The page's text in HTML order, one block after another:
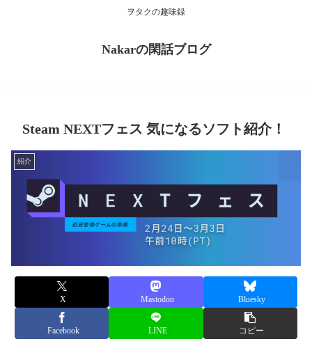
ヲタクの趣味録
Nakarの閑話ブログ
Steam NEXTフェス 気になるソフト紹介！
紹介
X Mastodon Bluesky
Facebook LINE コピー